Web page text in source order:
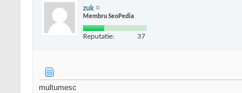
zuk
Membru SeoPedia
Reputatie: 37
multumesc